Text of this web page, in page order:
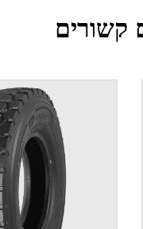
קשורים